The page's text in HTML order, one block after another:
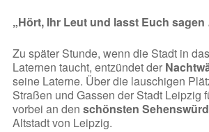
„Hört, Ihr Leut und lasst Euch
Zu später Stunde, wenn die Stadt in
Laternen taucht, entzündet der
seine Laterne. Über die lauschigen
Straßen und Gassen der Stadt Leipzig
vorbei an den schönsten
Altstadt von Leipzig.